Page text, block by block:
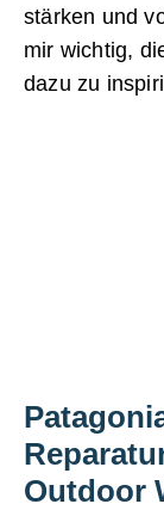
stärken und
mir wichtig,
dazu zu
Outdoor